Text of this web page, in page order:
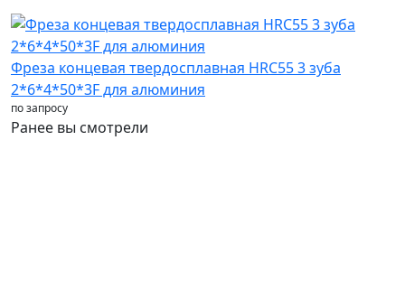
Фреза концевая твердосплавная HRC55 3 зуба
2*6*4*50*3F для алюминия
по запросу
Ранее вы смотрели